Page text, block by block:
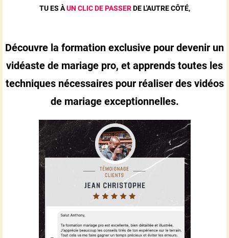
TU ES ÀUN CLIC DE PASSERDE L'AUTRE CÔTÉ,
Découvre la formation exclusive pour devenir un
vidéaste de mariage pro, et apprends toutes les
techniques nécessaires pour réaliser des vidéos
de mariage exceptionnelles.